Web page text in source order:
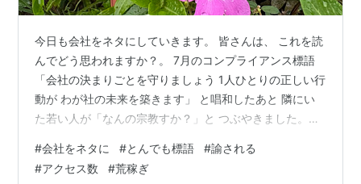
今日も会社をネタにしていきます。 皆さんは、 これを読
んでどう思われますか？。 7月のコンプライアンス標語
「会社の決まりごとを守りましょう 1人ひとりの正しい行
動が わが社の未来を築きます」 と唱和したあと 隣にい
た若い人が「なんの宗教すか？」と つぶやきました。そ
するつもりは毛頭ありませんが、 「あなたは、神を信じ
ますか？」という 言葉が思い浮かびます。 そもそも標語
#会社をネタに #とんでも標語 #諭される
#アクセス数 #荒稼ぎ